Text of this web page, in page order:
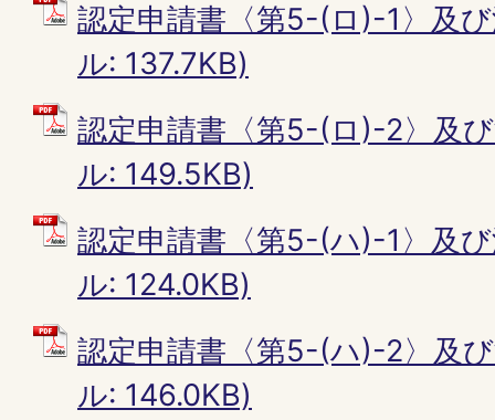
認定申請書〈第5-(ロ)-1〉及
ル: 137.7KB)
認定申請書〈第5-(ロ)-2〉及
ル: 149.5KB)
認定申請書〈第5-(ハ)-1〉及
ル: 124.0KB)
認定申請書〈第5-(ハ)-2〉及
ル: 146.0KB)